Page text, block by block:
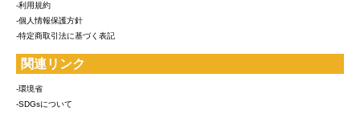
-利用規約
-個人情報保護方針
-特定商取引法に基づく表記
関連リンク
-環境省
-SDGsについて